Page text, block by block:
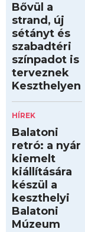
Bővül a
strand, új
sétányt és
szabadtéri
színpadot is
terveznek
Keszthelyen
HÍREK
Balatoni
retró: a nyár
kiemelt
kiállítására
készül a
keszthelyi
Balatoni
Múzeum